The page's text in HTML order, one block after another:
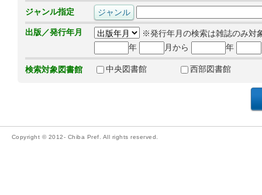
ジャンル指定
出版／発行年月
※発行年月の検索は雑誌のみ対
年
月から 年
検索対象図書館 中央図書館 西部図書館
Copyright © 2012- Chiba Pref. All rights reserved.